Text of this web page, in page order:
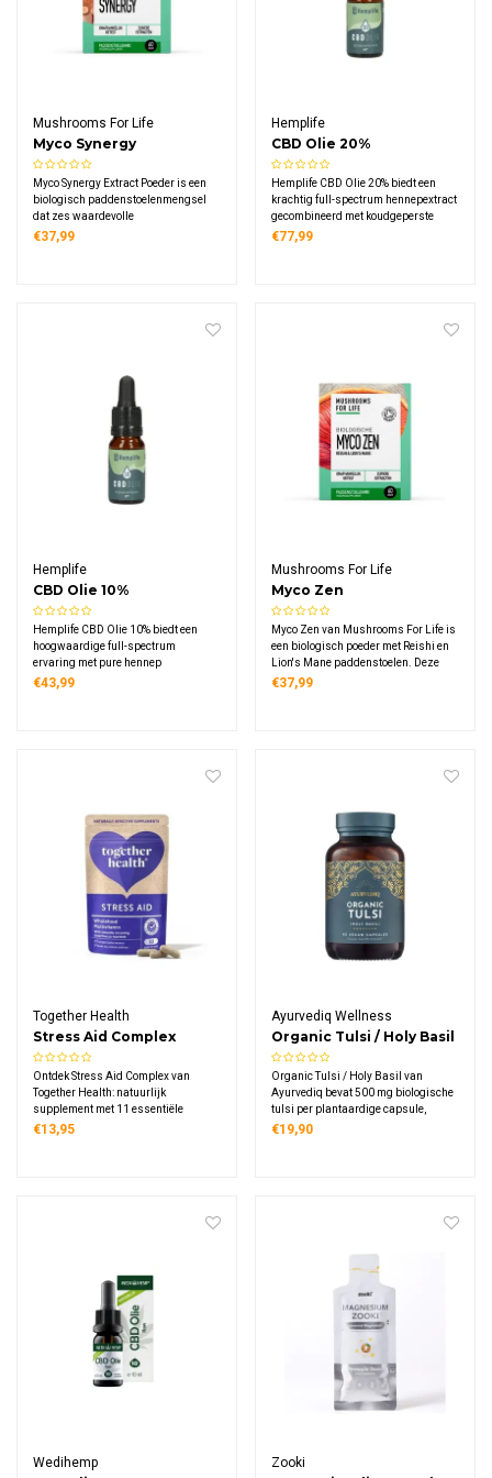
Mushrooms For Life
Myco Synergy
Paddenstoelen Poeder
Bio
Myco Synergy Extract Poeder is een
biologisch paddenstoelenmengsel
dat zes waardevolle
paddenstoelsoorten combineert in
€37,99
Hemplife
CBD Olie 20%
Hemplife CBD Olie 20% biedt een
krachtig full-spectrum hennepextract
gecombineerd met koudgeperste
hennepzaadolie, geproduceerd
€77,99
Hemplife
CBD Olie 10%
Hemplife CBD Olie 10% biedt een
hoogwaardige full-spectrum
ervaring met pure hennep
ingrediënten. Deze Nederlandse
€43,99
Mushrooms For Life
Myco Zen
Paddenstoelen Poeder
Bio
Myco Zen van Mushrooms For Life is
een biologisch poeder met Reishi en
Lion's Mane paddenstoelen. Deze
traditionele mix levert 1000 mg
€37,99
Together Health
Stress Aid Complex
Ontdek Stress Aid Complex van
Together Health: natuurlijk
supplement met 11 essentiële
vitamines en mineralen, versterkt
€13,95
Ayurvediq Wellness
Organic Tulsi / Holy Basil
Capsules
Organic Tulsi / Holy Basil van
Ayurvediq bevat 500 mg biologische
tulsi per plantaardige capsule,
volledig vegan, glutenvrij en
€19,90
Wedihemp Zooki